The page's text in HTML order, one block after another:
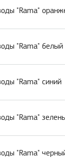
"Rama"
"Rama" белый
"Rama" синий
"Rama"
"Rama"